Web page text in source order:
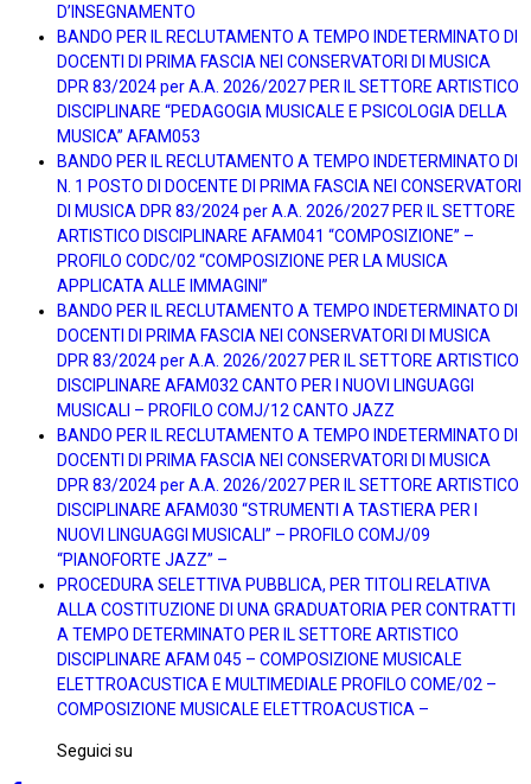
D’INSEGNAMENTO
BANDO PER IL RECLUTAMENTO A TEMPO INDETERMINATO DI
DOCENTI DI PRIMA FASCIA NEI CONSERVATORI DI MUSICA
DPR 83/2024 per A.A. 2026/2027 PER IL SETTORE ARTISTICO
DISCIPLINARE “PEDAGOGIA MUSICALE E PSICOLOGIA DELLA
MUSICA” AFAM053
BANDO PER IL RECLUTAMENTO A TEMPO INDETERMINATO DI
N. 1 POSTO DI DOCENTE DI PRIMA FASCIA NEI CONSERVATORI
DI MUSICA DPR 83/2024 per A.A. 2026/2027 PER IL SETTORE
ARTISTICO DISCIPLINARE AFAM041 “COMPOSIZIONE” –
PROFILO CODC/02 “COMPOSIZIONE PER LA MUSICA
APPLICATA ALLE IMMAGINI”
BANDO PER IL RECLUTAMENTO A TEMPO INDETERMINATO DI
DOCENTI DI PRIMA FASCIA NEI CONSERVATORI DI MUSICA
DPR 83/2024 per A.A. 2026/2027 PER IL SETTORE ARTISTICO
DISCIPLINARE AFAM032 CANTO PER I NUOVI LINGUAGGI
MUSICALI – PROFILO COMJ/12 CANTO JAZZ
BANDO PER IL RECLUTAMENTO A TEMPO INDETERMINATO DI
DOCENTI DI PRIMA FASCIA NEI CONSERVATORI DI MUSICA
DPR 83/2024 per A.A. 2026/2027 PER IL SETTORE ARTISTICO
DISCIPLINARE AFAM030 “STRUMENTI A TASTIERA PER I
NUOVI LINGUAGGI MUSICALI” – PROFILO COMJ/09
“PIANOFORTE JAZZ” –
PROCEDURA SELETTIVA PUBBLICA, PER TITOLI RELATIVA
ALLA COSTITUZIONE DI UNA GRADUATORIA PER CONTRATTI
A TEMPO DETERMINATO PER IL SETTORE ARTISTICO
DISCIPLINARE AFAM 045 – COMPOSIZIONE MUSICALE
ELETTROACUSTICA E MULTIMEDIALE PROFILO COME/02 –
COMPOSIZIONE MUSICALE ELETTROACUSTICA –
Seguici su